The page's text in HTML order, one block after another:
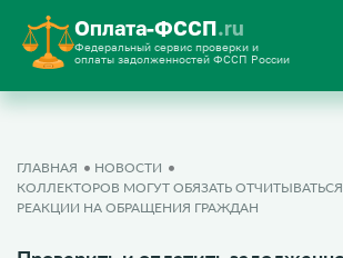
Оплата-ФССП.ru
Федеральный сервис проверки и
оплаты задолженностей ФССП России
ГЛАВНАЯ
НОВОСТИ
КОЛЛЕКТОРОВ МОГУТ ОБЯЗАТЬ
РЕАКЦИИ НА ОБРАЩЕНИЯ ГРАЖДАН